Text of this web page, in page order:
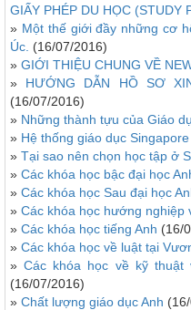
GIẤY PHÉP DU HỌC (STUDY
» Một thế giới đầy những cơ
Úc. (16/07/2016)
» GIỚI THIỆU CHUNG VỀ
» HƯỚNG DẪN HỒ SƠ
(16/07/2016)
» Những thành tựu của Giáo
» Hệ thống giáo dục Singapore
» Tại sao nên chọn học tập ở
» Các khóa học bậc đại học
» Các khóa học Sau đại học
» Các khóa học hướng nghiệp
» Các khóa học tiếng Anh (16/
» Các khóa học về luật tại
»Các khóa học về kỹ thuật
(16/07/2016)
» Chất lượng giáo dục Anh